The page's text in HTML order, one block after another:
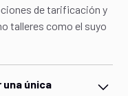
de tarificación y
talleres como el suyo
única